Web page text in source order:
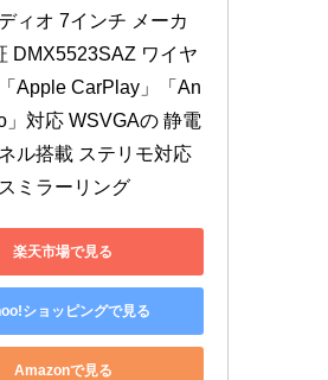
ィオ 7インチ メーカ
DMX5523SAZ ワイヤ
Apple CarPlay」「An
」対応 WSVGAの 静電
ル搭載 ステリモ対応
ミラーリング
楽天市場で見る
ショッピングで見る
Amazonで見る